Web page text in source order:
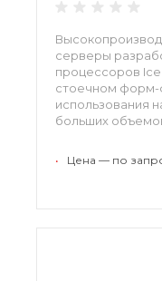
серверы
процессоров Ice
стоечном форм-
использования
больших
• Цена — по